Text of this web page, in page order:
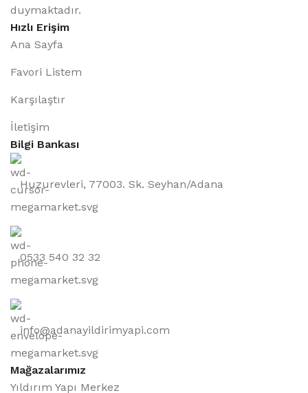
duymaktadır.
Hızlı Erişim
Ana Sayfa
Favori Listem
Karşılaştır
İletişim
Bilgi Bankası
Huzurevleri, 77003. Sk. Seyhan/Adana
0533 540 32 32
info@adanayildirimyapi.com
Mağazalarımız
Yıldırım Yapı Merkez